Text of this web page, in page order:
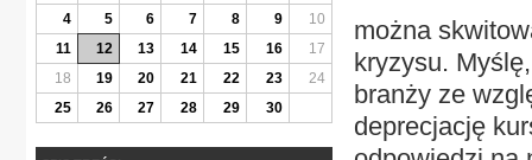
można
kryzysu.
branży ze
deprecjację
4
5 6 7 8 9
10
11
12 13 14 15 16
17
18
19 20 21 22 23
24
25
26 27 28 29 30